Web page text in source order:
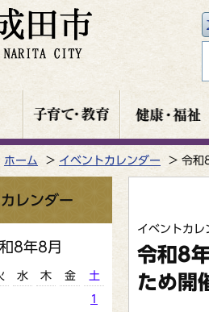
ホーム イベントカレンダー 令和
イベントカレ
令和8
ため開
レンダー
8年8月
水 木 金 土
1